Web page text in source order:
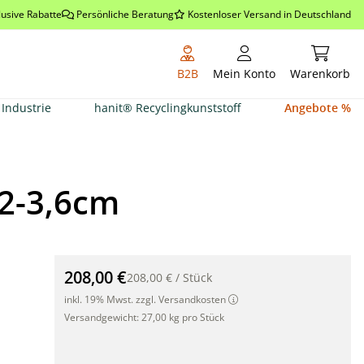
Rabatte Persönliche Beratung Kostenloser Versand in Deutschland
B2B Mein Konto Warenkorb
Industrie hanit® Recyclingkunststoff Angebote %
3,6cm
Bambus Rollzaun hell (Cendani) 180 x 200 x Ø 2-3,6cm"
208,00 €208,00 € / Stück
inkl. 19% Mwst. zzgl. Versandkosten
Versandgewicht: 27,00 kg pro Stück